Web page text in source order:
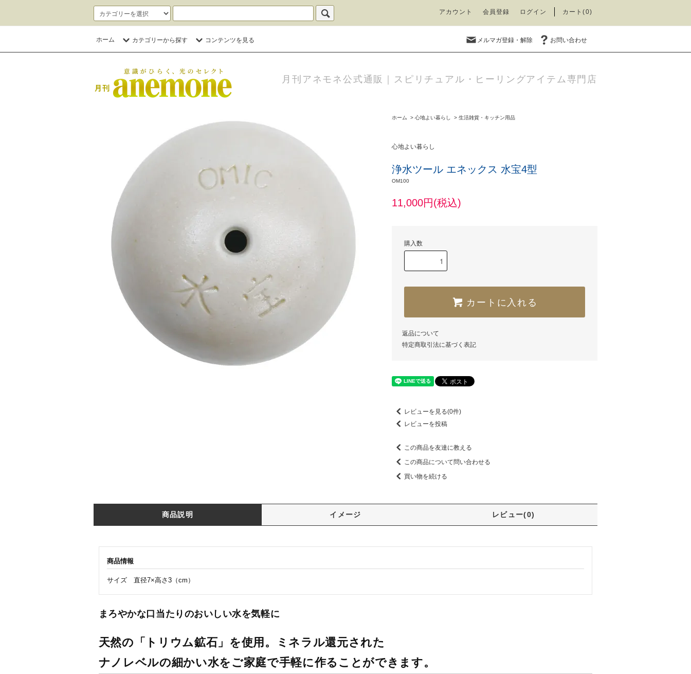
アカウント 会員登録 ログイン カート(0)
ホーム カテゴリーから探す コンテンツを見る メルマガ登録・解除 お問い合わせ
月刊アネモネ公式通販｜スピリチュアル・ヒーリングアイテム専門店
ホーム > 心地よい暮らし > 生活雑貨・キッチン用品
心地よい暮らし
浄水ツール エネックス 水宝4型
OM100
11,000円(税込)
購入数
カートに入れる
返品について
特定商取引法に基づく表記
レビューを見る(0件)
レビューを投稿
この商品を友達に教える
この商品について問い合わせる
買い物を続ける
商品説明 イメージ レビュー(0)
商品情報
サイズ 直径7×高さ3（cm）
まろやかな口当たりのおいしい水を気軽に
天然の「トリウム鉱石」を使用。ミネラル還元された
ナノレベルの細かい水をご家庭で手軽に作ることができます。